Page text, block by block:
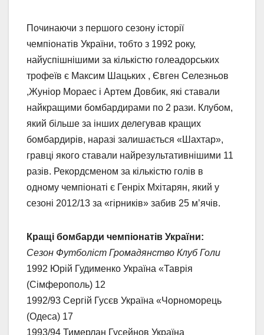
Починаючи з першого сезону історії
чемпіонатів України, тобто з 1992 року,
найуспішнішими за кількістю голеадорських
трофеїв є Максим Шацьких , Євген Селезньов
,Жуніор Мораес і Артем Довбик, які ставали
найкращими бомбардирами по 2 рази. Клубом,
який більше за інших делегував кращих
бомбардирів, наразі залишається «Шахтар»,
гравці якого ставали найрезультативнішими 11
разів. Рекордсменом за кількістю голів в
одному чемпіонаті є Генріх Мхітарян, який у
сезоні 2012/13 за «гірників» забив 25 м’ячів.
Кращі бомбарди чемпіонатів України:
Сезон Футболіст Громадянство Клуб Голи
1992 Юрій Гудименко Україна «Таврія
(Сімферополь) 12
1992/93 Сергій Гусєв Україна «Чорноморець
(Одеса) 17
1993/94 Тимерлан Гусейнов Україна